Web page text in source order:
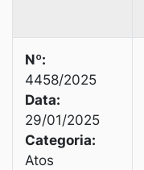
Nº:
4458/2025
Data:
29/01/2025
Categoria:
Atos